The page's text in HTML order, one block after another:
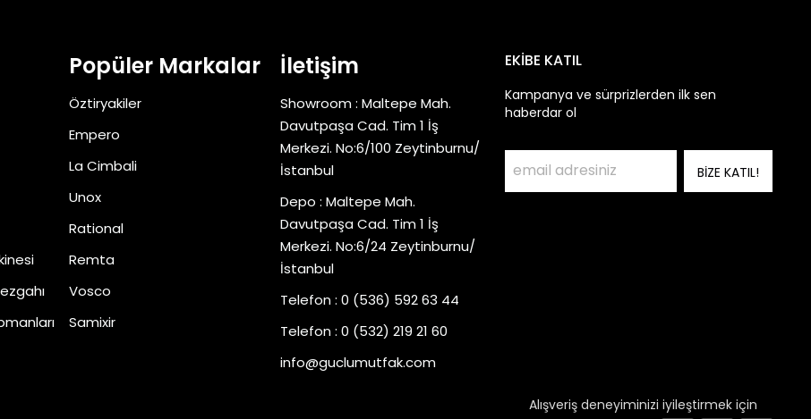
Alışveriş deneyiminizi iyileştirmek için
Popüler Markalar
Öztiryakiler
Empero
La Cimbali
Unox
Rational
Remta
Vosco
Samixir
İletişim
Showroom : Maltepe Mah.
Davutpaşa Cad. Tim 1 İş
Merkezi. No:6/100 Zeytinburnu/
İstanbul
Depo : Maltepe Mah.
Davutpaşa Cad. Tim 1 İş
Merkezi. No:6/24 Zeytinburnu/
İstanbul
Telefon : 0 (536) 592 63 44
Telefon : 0 (532) 219 21 60
info@guclumutfak.com
EKİBE KATIL
Kampanya ve sürprizlerden ilk sen
haberdar ol
BİZE KATIL!